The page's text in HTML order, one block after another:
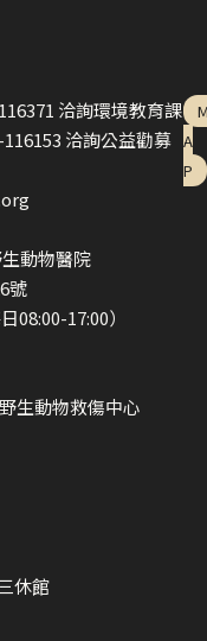
洽詢環境教育課
洽詢公益勸募
動物醫院
號
08:00-17:00）
生動物救傷中心
休館
A
P